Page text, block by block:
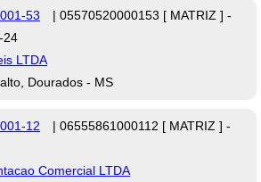
53
| 05570520000153 [ MATRIZ ] -
24
LTDA
Dourados - MS
12
| 06555861000112 [ MATRIZ ] -
Comercial LTDA